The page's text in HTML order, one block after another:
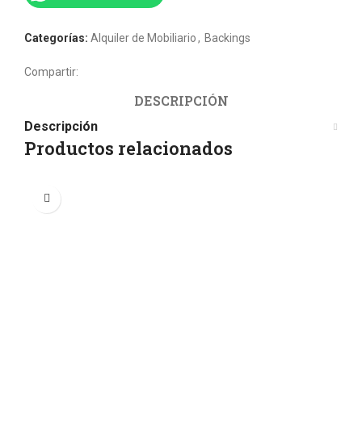
Categorías: Alquiler de Mobiliario, Backings
Compartir:
DESCRIPCIÓN
Descripción
Productos relacionados